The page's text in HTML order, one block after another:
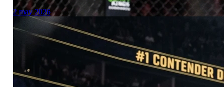
2 may 2026